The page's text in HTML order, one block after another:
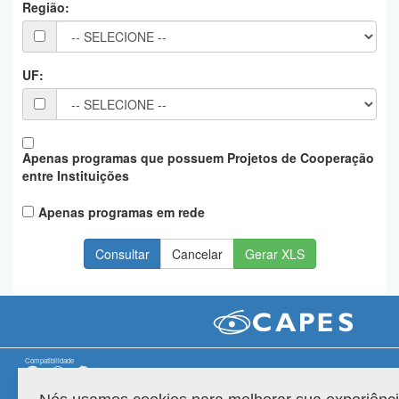
PlanaltoRegião:
UF:
Apenas programas que possuem Projetos de Cooperação
entre Instituições
Apenas programas em rede
Gerar XLS
Compatibilidade
Versão do sistema: 3.88.9 Copyright 2022 Capes. Todos os direitos reservados.